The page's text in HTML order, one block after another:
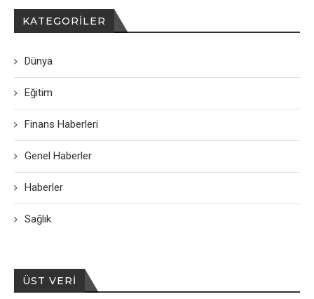
KATEGORILER
Dünya
Eğitim
Finans Haberleri
Genel Haberler
Haberler
Sağlık
ÜST VERI